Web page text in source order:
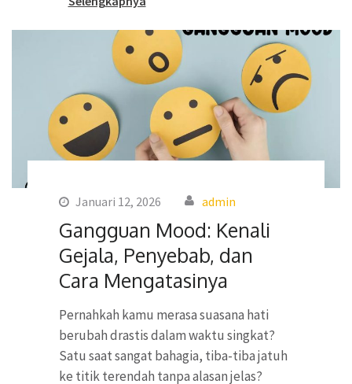
Januari 12, 2026 admin
Gangguan Mood: Kenali
Gejala, Penyebab, dan
Cara Mengatasinya
Pernahkah kamu merasa suasana hati
berubah drastis dalam waktu singkat?
Satu saat sangat bahagia, tiba-tiba jatuh
ke titik terendah tanpa alasan jelas?